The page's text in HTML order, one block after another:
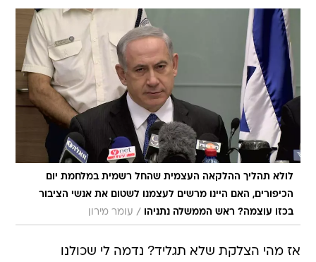
לולא תהליך ההלקאה העצמית שהחל רשמית במלחמת יום
הכיפורים, האם היינו מרשים לעצמנו לשטום את אנשי הציבור
בכזו עוצמה? ראש הממשלה נתניהו
/ עומר מירון
אז מהי הצלקת שלא תגליד? נדמה לי שכולנו